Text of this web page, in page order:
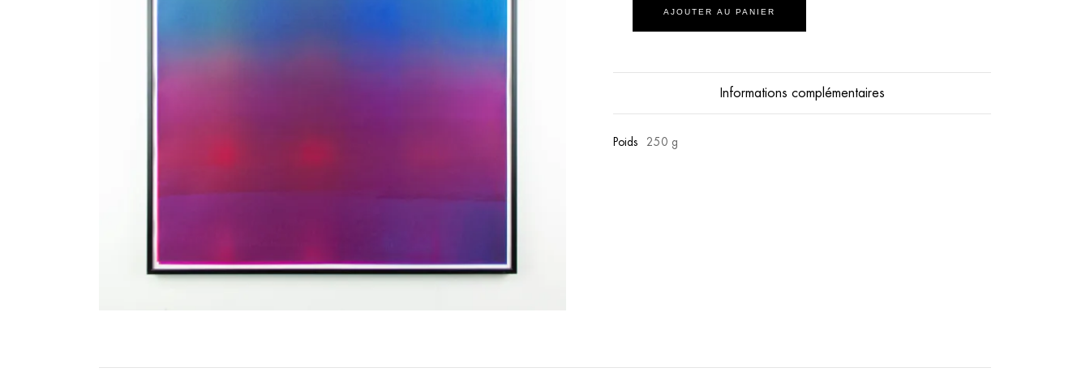
AJOUTER AU PANIER
Informations complémentaires
Poids 250 g